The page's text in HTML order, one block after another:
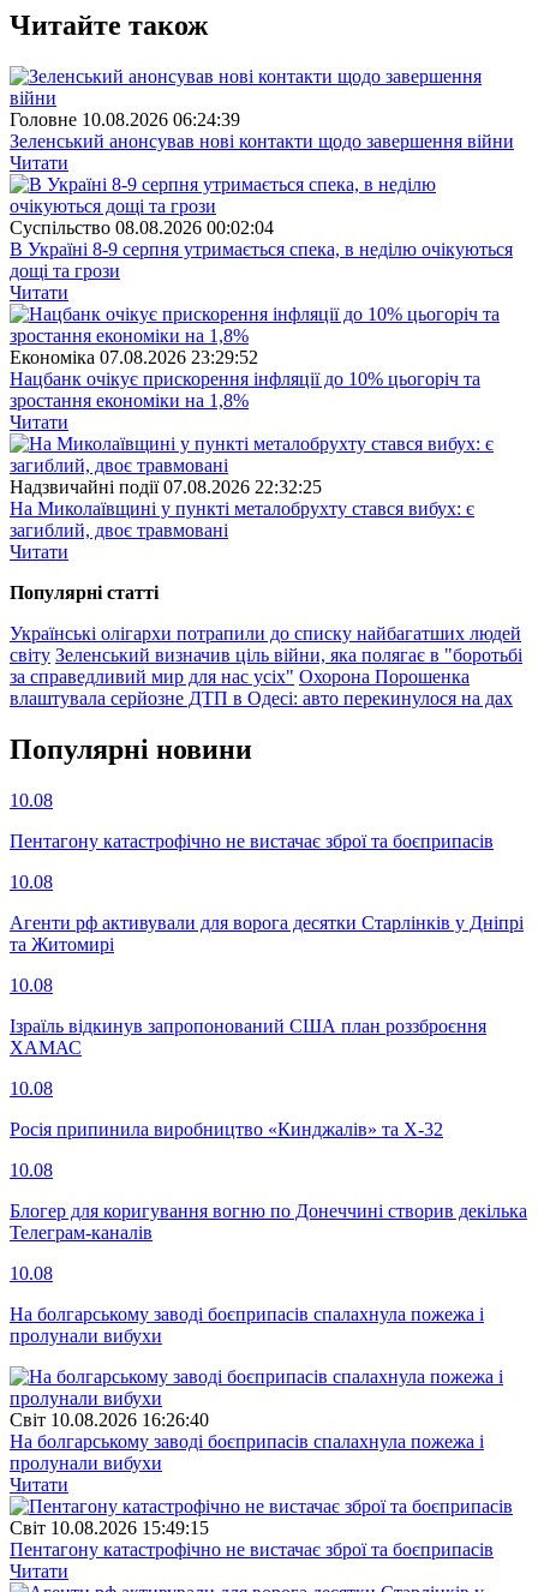
Читайте також
Головне 10.08.2026 06:24:39
Зеленський анонсував нові контакти щодо завершення війни
Читати
Суспiльство 08.08.2026 00:02:04
В Україні 8-9 серпня утримається спека, в неділю очікуються
дощі та грози
Читати
Економіка 07.08.2026 23:29:52
Нацбанк очікує прискорення інфляції до 10% цьогоріч та
зростання економіки на 1,8%
Читати
Надзвичайні події 07.08.2026 22:32:25
На Миколаївщині у пункті металобрухту стався вибух: є
загиблий, двоє травмовані
Читати
Популярнi статтi
Українські олігархи потрапили до списку найбагатших людей
світу Зеленський визначив ціль війни, яка полягає в "боротьбі
за справедливий мир для нас усіх" Охорона Порошенка
влаштувала серйозне ДТП в Одесі: авто перекинулося на дах
Популярнi новини
10.08
Пентагону катастрофічно не вистачає зброї та боєприпасів
10.08
Агенти рф активували для ворога десятки Старлінків у Дніпрі
та Житомирі
10.08
Ізраїль відкинув запропонований США план роззброєння
ХАМАС
10.08
Росія припинила виробництво «Кинджалів» та Х-32
10.08
Блогер для коригування вогню по Донеччині створив декілька
Телеграм-каналів
10.08
На болгарському заводі боєприпасів спалахнула пожежа і
пролунали вибухи
Свiт 10.08.2026 16:26:40
На болгарському заводі боєприпасів спалахнула пожежа і
пролунали вибухи
Читати
Свiт 10.08.2026 15:49:15
Пентагону катастрофічно не вистачає зброї та боєприпасів
Читати